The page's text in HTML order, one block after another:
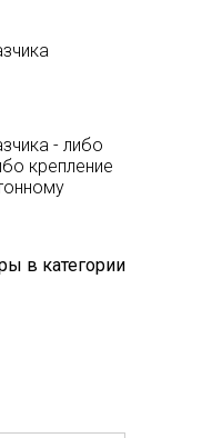
- либо
крепление
в категории